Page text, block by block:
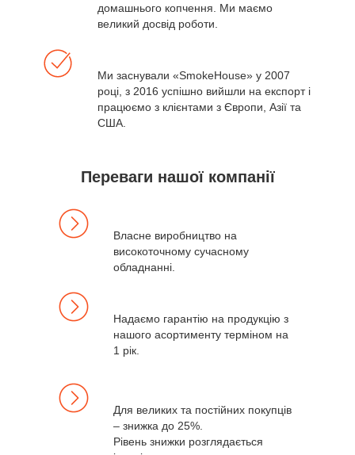
домашнього копчення. Ми маємо
великий досвід роботи.
Ми заснували «SmokeHouse» у 2007
році, з 2016 успішно вийшли на експорт і
працюємо з клієнтами з Європи, Азії та
США.
Переваги нашої компанії
Власне виробництво на
високоточному сучасному
обладнанні.
Надаємо гарантію на продукцію з
нашого асортименту терміном на
1 рік.
Для великих та постійних покупців
– знижка до 25%.
Рівень знижки розглядається